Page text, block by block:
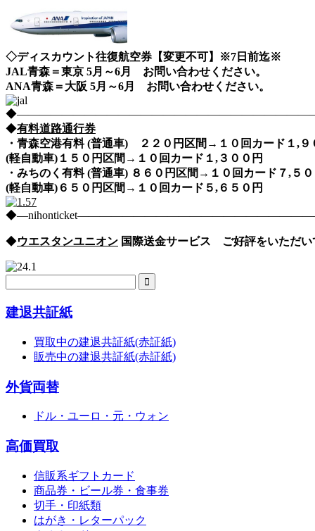
◇ディスカウント往復航空券【変更不可】※7日前迄※
JAL青森＝東京 5月～6月 お問い合わせください。
ANA青森＝大阪 5月～6月 お問い合わせください。
◆有料道路通行券
・青森空港有料 (普通車) ２２０円区間→１０回カード１,
(軽自動車)１５０円区間→１０回カード１,３００円
・みちのく有料 (普通車) ８６０円区間→１０回カード７,５
(軽自動車)６５０円区間→１０回カード５,６５０円
◆ウエスタンユニオン 国際送金サービス ご好評をいただい
建退共証紙
買取中の建退共証紙(赤証紙)
販売中の建退共証紙(赤証紙)
外貨両替
ドル・ユーロ・元・ウォン
高価買取
信販系ギフトカード
商品券・ビール券・食事券
切手・印紙類
はがき・レターパック